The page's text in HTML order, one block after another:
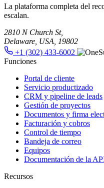
La plataforma completa del
escalan.
2810 N Church St,
Delaware, USA, 19802
+1 (302) 433-6002
Funciones
Portal de cliente
Servicio productizado
CRM y pipeline de leads
Gestión de proyectos
Documentos y firma
Facturación y cobros
Control de tiempo
Bandeja de correo
Equipos
Documentación de la
Recursos